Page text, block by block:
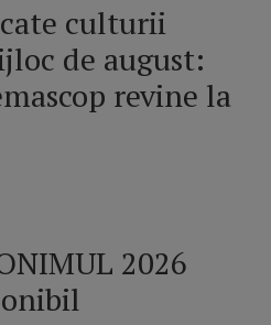
culturii
de august:
revine la
2026